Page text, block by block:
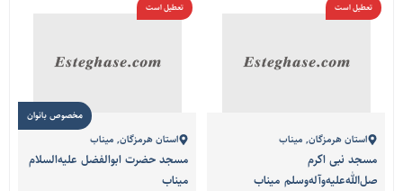
تعطیل است
استان هرمزگان,میناب
مسجد نبی اکرم
صل‌الله‌علیه‌وآله‌وسلم میناب
تعطیل است
استان هرمزگان,میناب
مسجد حضرت ابوالفضل علیه‌السلام
میناب
مخصوص بانوان